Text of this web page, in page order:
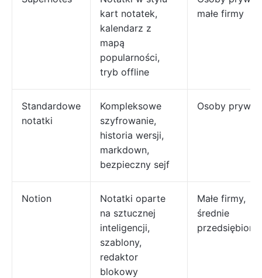
kart notatek,
kalendarz z
mapą
popularności,
tryb offline
małe firmy
Standardowe
notatki
Kompleksowe
szyfrowanie,
historia wersji,
markdown,
bezpieczny sejf
Osoby
Notion
Notatki oparte
na sztucznej
inteligencji,
szablony,
redaktor
blokowy
Małe firmy,
średnie